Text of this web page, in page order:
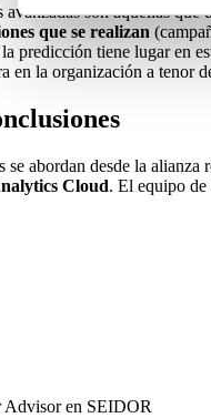
avanzadas son aquellas
que se realizan
predicción tiene lugar en
en la organización a tenor
se abordan desde la
Cloud. El equipo de
Advisor en SEIDOR